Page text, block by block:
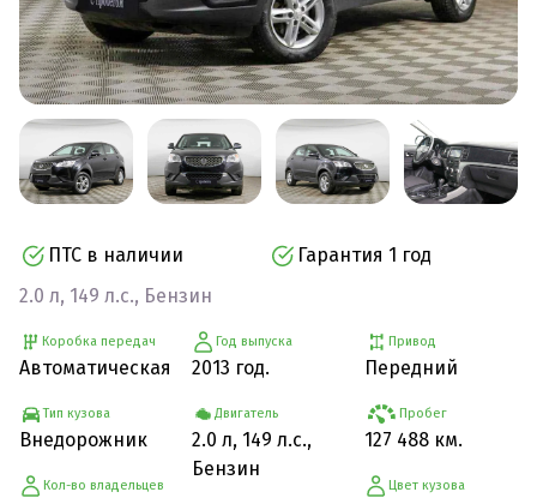
ПТС в наличии
Гарантия 1 год
2.0 л, 149 л.с., Бензин
Коробка передач
Автоматическая
Тип кузова
Внедорожник
Кол-во владельцев
Год выпуска
2013 год.
Двигатель
2.0 л, 149 л.с.,
Бензин
Привод
Передний
Пробег
127 488 км.
Цвет кузова